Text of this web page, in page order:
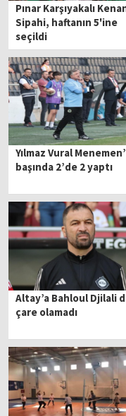
Pınar Karşıyakalı
Sipahi, haftanın 5'ine
seçildi
Yılmaz Vural
başında 2’de 2 yaptı
Altay’a Bahloul Djilali
çare olamadı